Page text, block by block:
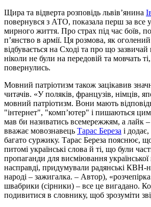
Щира та відверта розповідь львів’янина
повернувся з АТО, показала перш за все
мирного життя. Про страх під час боїв,
п’янство в армії. Ця розмова, як
відбувається на Сході та про що зазвичай
ніколи не були на передовій та мовчать
повернулись.
Мовний патріотизм також зацікавив
читачів. «У поляків, французів, німців,
мовний патріотизм. Вони мають
"інтернет", "комп’ютер" і пишаються
мав би називатись всемережжям, а лайк
вважає мовознавець Тарас Береза і
багато суржику. Тарас Береза пояснює, що
питомі українські слова й ті, що були
пропаганди для висміювання української
насправді, придумували радянські КВН-
народі – зажигалка. – Автор),
швабрики (сірники) – все це вигадано.
подивитися в словнику, щоб зрозуміти